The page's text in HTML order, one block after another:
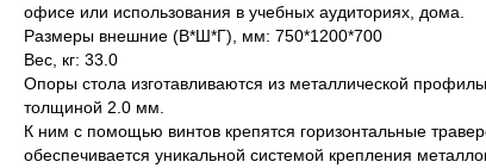
офисе или использования в учебных аудиториях, дома.
Размеры внешние (В*Ш*Г), мм: 750*1200*700
Вес, кг: 33.0
Опоры стола изготавливаются из металлической
толщиной 2.0 мм.
К ним с помощью винтов крепятся горизонтальные
обеспечивается уникальной системой крепления